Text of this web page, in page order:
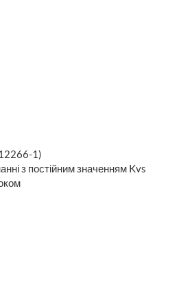
12266-1)
з постійним значенням Kvs